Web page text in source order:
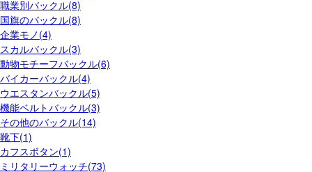
職業別バックル(8)
国旗のバックル(8)
企業モノ(4)
スカルバックル(3)
動物モチーフバックル(6)
バイカーバックル(4)
ウエスタンバックル(5)
機能ベルトバックル(3)
その他のバックル(14)
靴下(1)
カフスボタン(1)
ミリタリーウォッチ(73)